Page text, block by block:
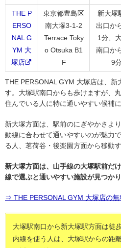
THE P
ERSO
NAL G
YM 大
塚店
東京都豊島区
南大塚3-1-2
Terrace Toky
o Otsuka B1
F
新大塚
出口か
1分、
南口か
9
THE PERSONAL GYM 大塚店は、
す。大塚駅南口からも歩けますが、
住んでいる人に特に通いやすい候補に
新大塚方面は、駅前のにぎやかさよ
動線に合わせて通いやすいのが魅力
る人、茗荷谷・後楽園方面から移動
新大塚方面は、山手線の大塚駅前だ
線で選ぶと通いやすい施設が見つか
⇒ THE PERSONAL GYM 大塚店の
大塚駅南口から新大塚駅方面は徒
内線を使う人は、大塚駅からの距